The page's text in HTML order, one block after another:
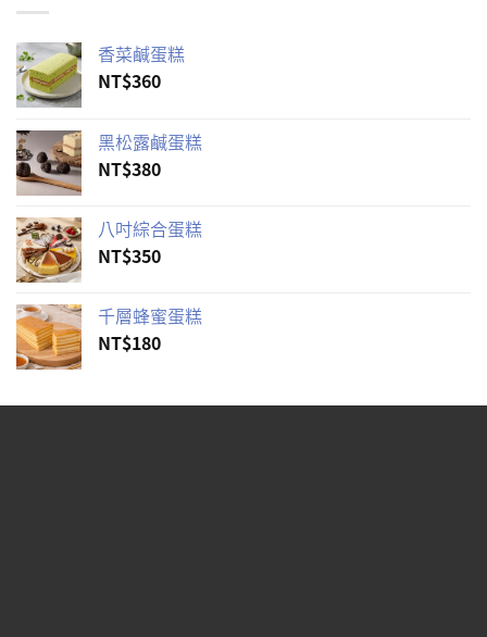
香菜鹹蛋糕
NT$360
黑松露鹹蛋糕
NT$380
八吋綜合蛋糕
NT$350
千層蜂蜜蛋糕
NT$180